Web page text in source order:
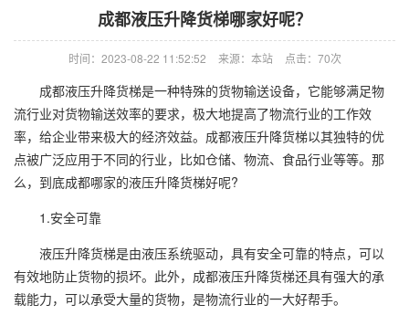
成都液压升降货梯哪家好呢？
时间：2023-08-22 11:52:52 来源：本站 点击：70次
成都液压升降货梯是一种特殊的货物输送设备，它能够满足物
流行业对货物输送效率的要求，极大地提高了物流行业的工作效
率，给企业带来极大的经济效益。成都液压升降货梯以其独特的优
点被广泛应用于不同的行业，比如仓储、物流、食品行业等等。那
么，到底成都哪家的液压升降货梯好呢?
1.安全可靠
液压升降货梯是由液压系统驱动，具有安全可靠的特点，可以
有效地防止货物的损坏。此外，成都液压升降货梯还具有强大的承
载能力，可以承受大量的货物，是物流行业的一大好帮手。